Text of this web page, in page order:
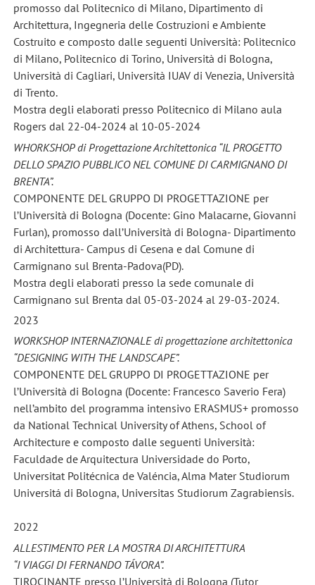
promosso dal Politecnico di Milano, Dipartimento di
Architettura, Ingegneria delle Costruzioni e Ambiente
Costruito e composto dalle seguenti Università: Politecnico
di Milano, Politecnico di Torino, Università di Bologna,
Università di Cagliari, Università IUAV di Venezia, Università
di Trento.
Mostra degli elaborati presso Politecnico di Milano aula
Rogers dal 22-04-2024 al 10-05-2024
WHORKSHOP di Progettazione Architettonica “IL PROGETTO
DELLO SPAZIO PUBBLICO NEL COMUNE DI CARMIGNANO DI
BRENTA”.
COMPONENTE DEL GRUPPO DI PROGETTAZIONE per
l’Università di Bologna (Docente: Gino Malacarne, Giovanni
Furlan), promosso dall’Università di Bologna- Dipartimento
di Architettura- Campus di Cesena e dal Comune di
Carmignano sul Brenta-Padova(PD).
Mostra degli elaborati presso la sede comunale di
Carmignano sul Brenta dal 05-03-2024 al 29-03-2024.
2023
WORKSHOP INTERNAZIONALE di progettazione architettonica
“DESIGNING WITH THE LANDSCAPE”.
COMPONENTE DEL GRUPPO DI PROGETTAZIONE per
l’Università di Bologna (Docente: Francesco Saverio Fera)
nell’ambito del programma intensivo ERASMUS+ promosso
da National Technical University of Athens, School of
Architecture e composto dalle seguenti Università:
Faculdade de Arquitectura Universidade do Porto,
Universitat Politécnica de Valéncia, Alma Mater Studiorum
Universitá di Bologna, Universitas Studiorum Zagrabiensis.
2022
ALLESTIMENTO PER LA MOSTRA DI ARCHITETTURA
“I VIAGGI DI FERNANDO TÁVORA”.
TIROCINANTE presso l’Università di Bologna (Tutor